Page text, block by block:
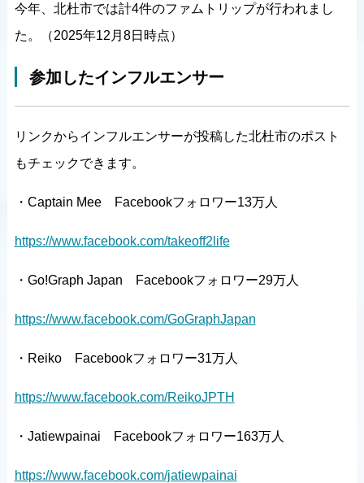
今年、北杜市では計4件のファムトリップが行われまし
た。（2025年12月8日時点）
参加したインフルエンサー
リンクからインフルエンサーが投稿した北杜市のポスト
もチェックできます。
・Captain Mee Facebookフォロワー13万人
https://www.facebook.com/takeoff2life
・Go!Graph Japan Facebookフォロワー29万人
https://www.facebook.com/GoGraphJapan
・Reiko Facebookフォロワー31万人
https://www.facebook.com/ReikoJPTH
・Jatiewpainai Facebookフォロワー163万人
https://www.facebook.com/jatiewpainai